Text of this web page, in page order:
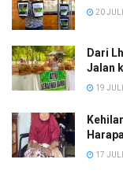
20
Dari
Jalan
19
17